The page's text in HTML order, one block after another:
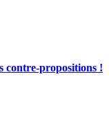
contre-propositions !